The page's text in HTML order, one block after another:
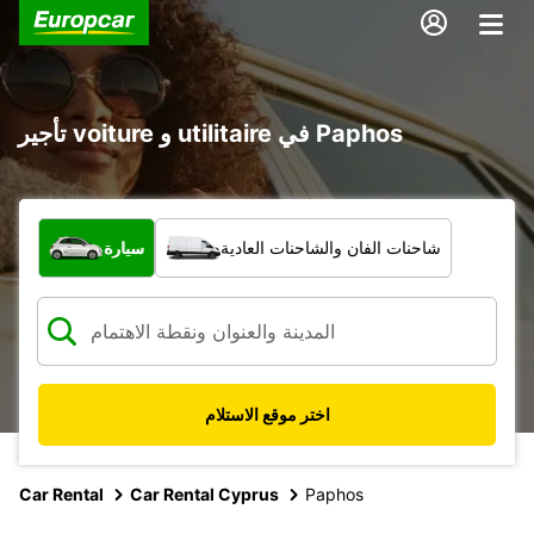
تأجير voiture و utilitaire في Paphos
ما نوع المركبة؟
سيارة شاحنات الفان والشاحنات العادية
اختر موقع الاستلام
Car Rental Car Rental Cyprus Paphos